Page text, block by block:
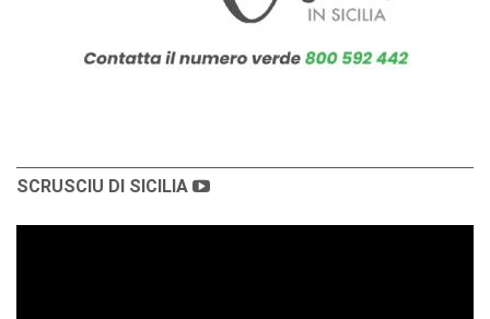
SCRUSCIU DI SICILIA